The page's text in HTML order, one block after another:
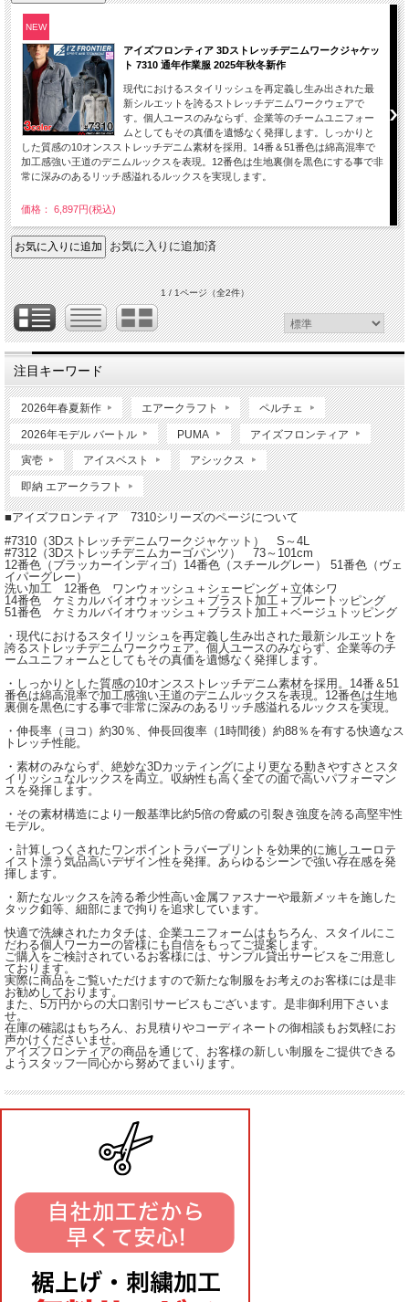
NEW
アイズフロンティア 3Dストレッチデニムワークジャケッ
ト 7310 通年作業服 2025年秋冬新作
現代におけるスタイリッシュを再定義し生み出された最
新シルエットを誇るストレッチデニムワークウェアで
す。個人ユースのみならず、企業等のチームユニフォー
ムとしてもその真価を遺憾なく発揮します。しっかりと
した質感の10オンスストレッチデニム素材を採用。14番＆51番色は綿高混率で
加工感強い王道のデニムルックスを表現。12番色は生地裏側を黒色にする事で非
常に深みのあるリッチ感溢れるルックスを実現します。
価格： 6,897円(税込)
お気に入りに追加済
1 / 1ページ（全2件）
注目キーワード
2026年春夏新作 エアークラフト ペルチェ
2026年モデル バートル PUMA アイズフロンティア
寅壱 アイスベスト アシックス
即納 エアークラフト
■アイズフロンティア 7310シリーズのページについて
#7310（3Dストレッチデニムワークジャケット） S～4L
#7312（3Dストレッチデニムカーゴパンツ） 73～101cm
12番色（ブラッカーインディゴ）14番色（スチールグレー） 51番色（ヴェ
イパーグレー）
洗い加工 12番色 ワンウォッシュ＋シェービング＋立体シワ
14番色 ケミカルバイオウォッシュ＋ブラスト加工＋ブルートッピング
51番色 ケミカルバイオウォッシュ＋ブラスト加工＋ベージュトッピング
・現代におけるスタイリッシュを再定義し生み出された最新シルエットを
誇るストレッチデニムワークウェア。個人ユースのみならず、企業等のチ
ームユニフォームとしてもその真価を遺憾なく発揮します。
・しっかりとした質感の10オンスストレッチデニム素材を採用。14番＆51
番色は綿高混率で加工感強い王道のデニムルックスを表現。12番色は生地
裏側を黒色にする事で非常に深みのあるリッチ感溢れるルックスを実現。
・伸長率（ヨコ）約30％、伸長回復率（1時間後）約88％を有する快適なス
トレッチ性能。
・素材のみならず、絶妙な3Dカッティングにより更なる動きやすさとスタ
イリッシュなルックスを両立。収納性も高く全ての面で高いパフォーマン
スを発揮します。
・その素材構造により一般基準比約5倍の脅威の引裂き強度を誇る高堅牢性
モデル。
・計算しつくされたワンポイントラバープリントを効果的に施しユーロテ
イスト漂う気品高いデザイン性を発揮。あらゆるシーンで強い存在感を発
揮します。
・新たなルックスを誇る希少性高い金属ファスナーや最新メッキを施した
タック釦等、細部にまで拘りを追求しています。
快適で洗練されたカタチは、企業ユニフォームはもちろん、スタイルにこ
だわる個人ワーカーの皆様にも自信をもってご提案します。
ご購入をご検討されているお客様には、サンプル貸出サービスをご用意し
ております。
実際に商品をご覧いただけますので新たな制服をお考えのお客様には是非
お勧めしております。
また、5万円からの大口割引サービスもございます。是非御利用下さいま
せ。
在庫の確認はもちろん、お見積りやコーディネートの御相談もお気軽にお
声かけくださいませ。
アイズフロンティアの商品を通じて、お客様の新しい制服をご提供できる
ようスタッフ一同心から努めてまいります。